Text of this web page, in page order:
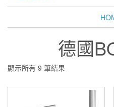
德國
顯示所有 9 筆結果